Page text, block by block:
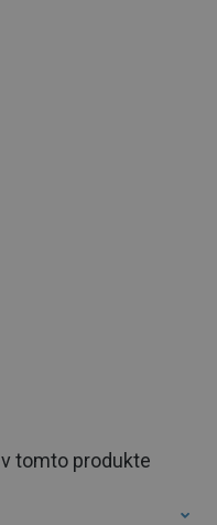
tomto produkte